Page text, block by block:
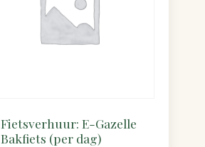
Fietsverhuur: E-Gazelle
Bakfiets (per dag)